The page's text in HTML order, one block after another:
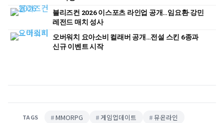
블리즈컨 2026 이스포츠 라인업 공개…임요환·강민
레전드 매치 성사
오버워치 요아소비 컬래버 공개…전설 스킨 6종과
신규 이벤트 시작
TAGS MMORPG 게임업데이트
뮤온라인